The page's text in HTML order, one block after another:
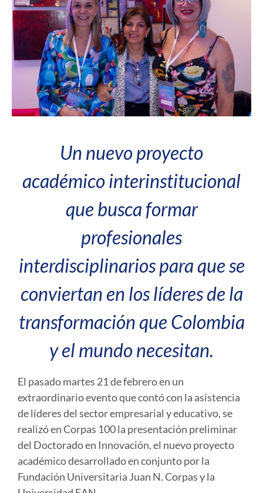
Un nuevo proyecto
académico interinstitucional
que busca formar
profesionales
interdisciplinarios para que se
conviertan en los líderes de la
transformación que Colombia
y el mundo necesitan.
El pasado martes 21 de febrero en un
extraordinario evento que contó con la asistencia
de líderes del sector empresarial y educativo, se
realizó en Corpas 100 la presentación preliminar
del Doctorado en Innovación, el nuevo proyecto
académico desarrollado en conjunto por la
Fundación Universitaria Juan N. Corpas y la